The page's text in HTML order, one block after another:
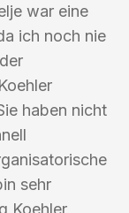
war eine
ich noch nie
haben nicht
sehr
Koehler